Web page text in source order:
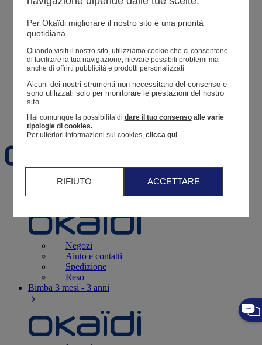
Tutti i prodotti
Resoconto di un ordine
Preferiti
3 - 12 mesi
Negozi
Aiuto e contatti
Spedizione
Reso
Bimba 3 mesi - 3 anni
Per Okaïdi migliorare il nostro sito è una priorità
quotidiana.
Quando visiti il ​​nostro sito, utilizziamo cookie che ci consentono
di facilitare la tua navigazione, rilevare possibili problemi ma
anche di offrirti pubblicità e prodotti personalizzati
Alcuni dei nostri strumenti non necessitano del consenso e
sono utilizzati solo per monitorare le prestazioni del nostro
sito.
Hai comunque la possibilità di dare il tuo consensoalle varie
tipologie di cookies.
Per ulteriori informazioni sui cookies, clicca qui.
RIFIUTO ACCETTARE